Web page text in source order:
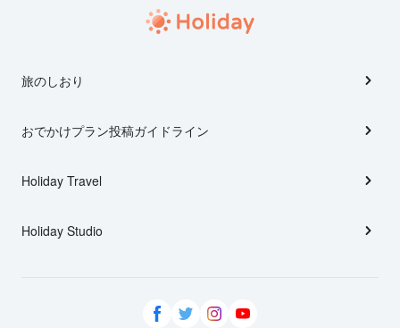
旅のしおり
おでかけプラン投稿ガイドライン
Holiday Travel
Holiday Studio